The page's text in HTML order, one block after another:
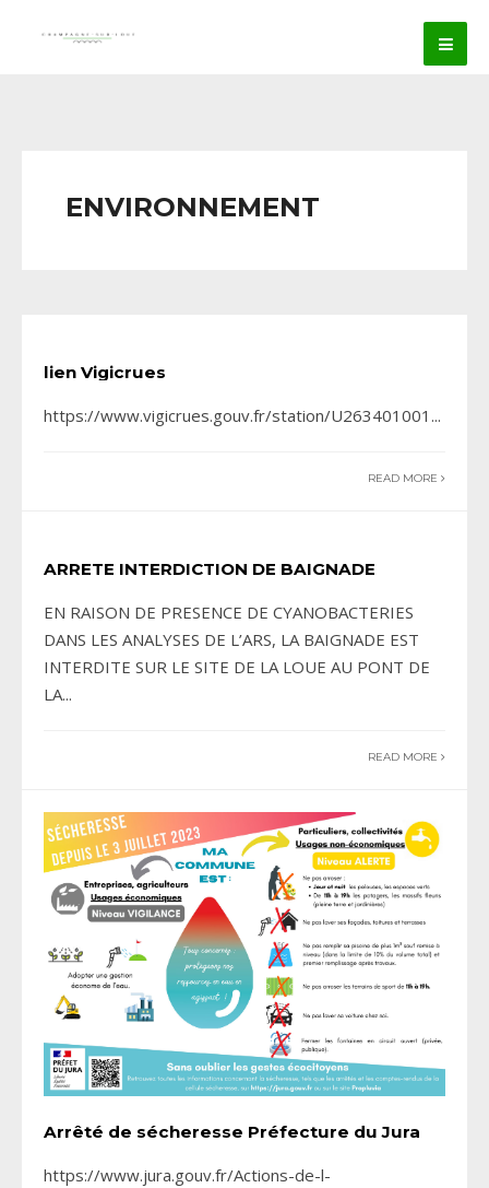
ENVIRONNEMENT
lien Vigicrues
https://www.vigicrues.gouv.fr/station/U263401001 ...
READ MORE
ARRETE INTERDICTION DE BAIGNADE
EN RAISON DE PRESENCE DE CYANOBACTERIES
DANS LES ANALYSES DE L’ARS, LA BAIGNADE EST
INTERDITE SUR LE SITE DE LA LOUE AU PONT DE
LA...
READ MORE
Arrêté de sécheresse Préfecture du Jura
https://www.jura.gouv.fr/Actions-de-l-